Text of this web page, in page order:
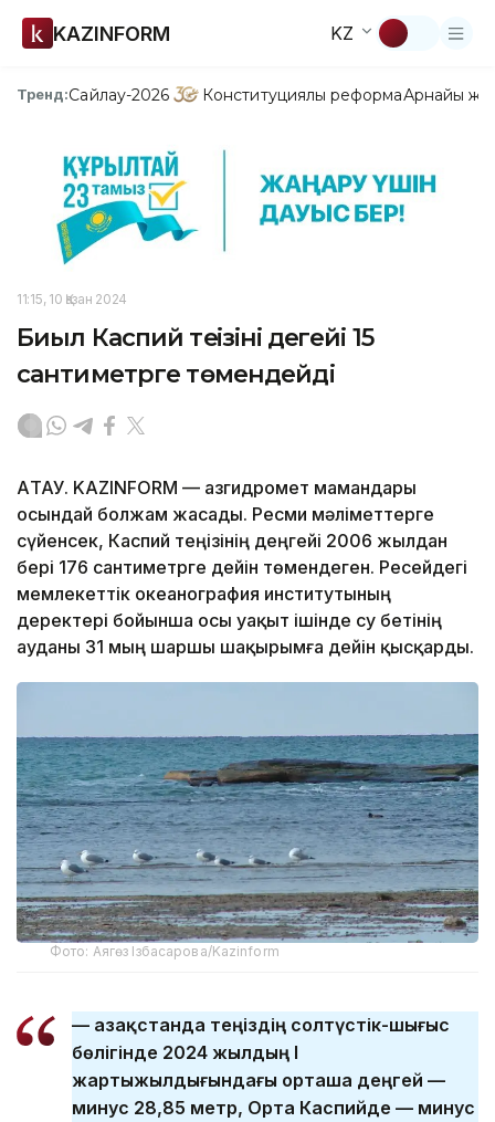
KAZINFORM KZ
Тренд:Сайлау-2026 Конституциялық реформаАрнайы
11:15, 10 Қазан 2024
Биыл Каспий теңізінің деңгейі 15
сантиметрге төмендейді
АҚТАУ. KAZINFORM — Қазгидромет мамандары
осындай болжам жасады. Ресми мәліметтерге
сүйенсек, Каспий теңізінің деңгейі 2006 жылдан
бері 176 сантиметрге дейін төмендеген. Ресейдегі
мемлекеттік океанография институтының
деректері бойынша осы уақыт ішінде су бетінің
ауданы 31 мың шаршы шақырымға дейін қысқарды.
Фото: Аягөз Ізбасарова/Kazinform
— Қазақстанда теңіздің солтүстік-шығыс
бөлігінде 2024 жылдың І
жартыжылдығындағы орташа деңгей —
минус 28,85 метр, Орта Каспийде — минус